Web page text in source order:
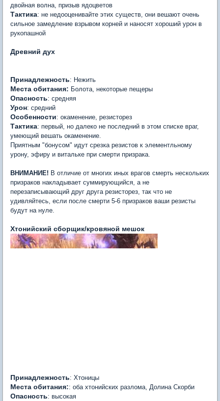
двойная волна, призыв ядоцветов
Тактика: не недооценивайте этих существ, они вешают очень
сильное замедление взрывом корней и наносят хороший урон в
рукопашной
Древний дух
Принадлежность: Нежить
Места обитания: Болота, некоторые пещеры
Опасность: средняя
Урон: средний
Особенности: окаменение, резисторез
Тактика: первый, но далеко не последний в этом списке враг,
умеющий вешать окаменение.
Приятным "бонусом" идут срезка резистов к элементльному
урону, эфиру и витальке при смерти призрака.
ВНИМАНИЕ! В отличие от многих иных врагов смерть нескольких
призраков накладывает суммирующийся, а не
перезаписывающий друг друга резисторез, так что не
удивляйтесь, если после смерти 5-6 призраков ваши резисты
будут на нуле.
Хтонийский сборщик/кровяной мешок
Принадлежность: Хтоницы
Места обитания:: оба хтонийских разлома, Долина Скорби
Опасность: высокая